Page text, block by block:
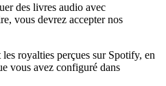
des livres audio avec
vous devrez accepter nos
royalties perçues sur Spotify, en
vous avez configuré dans